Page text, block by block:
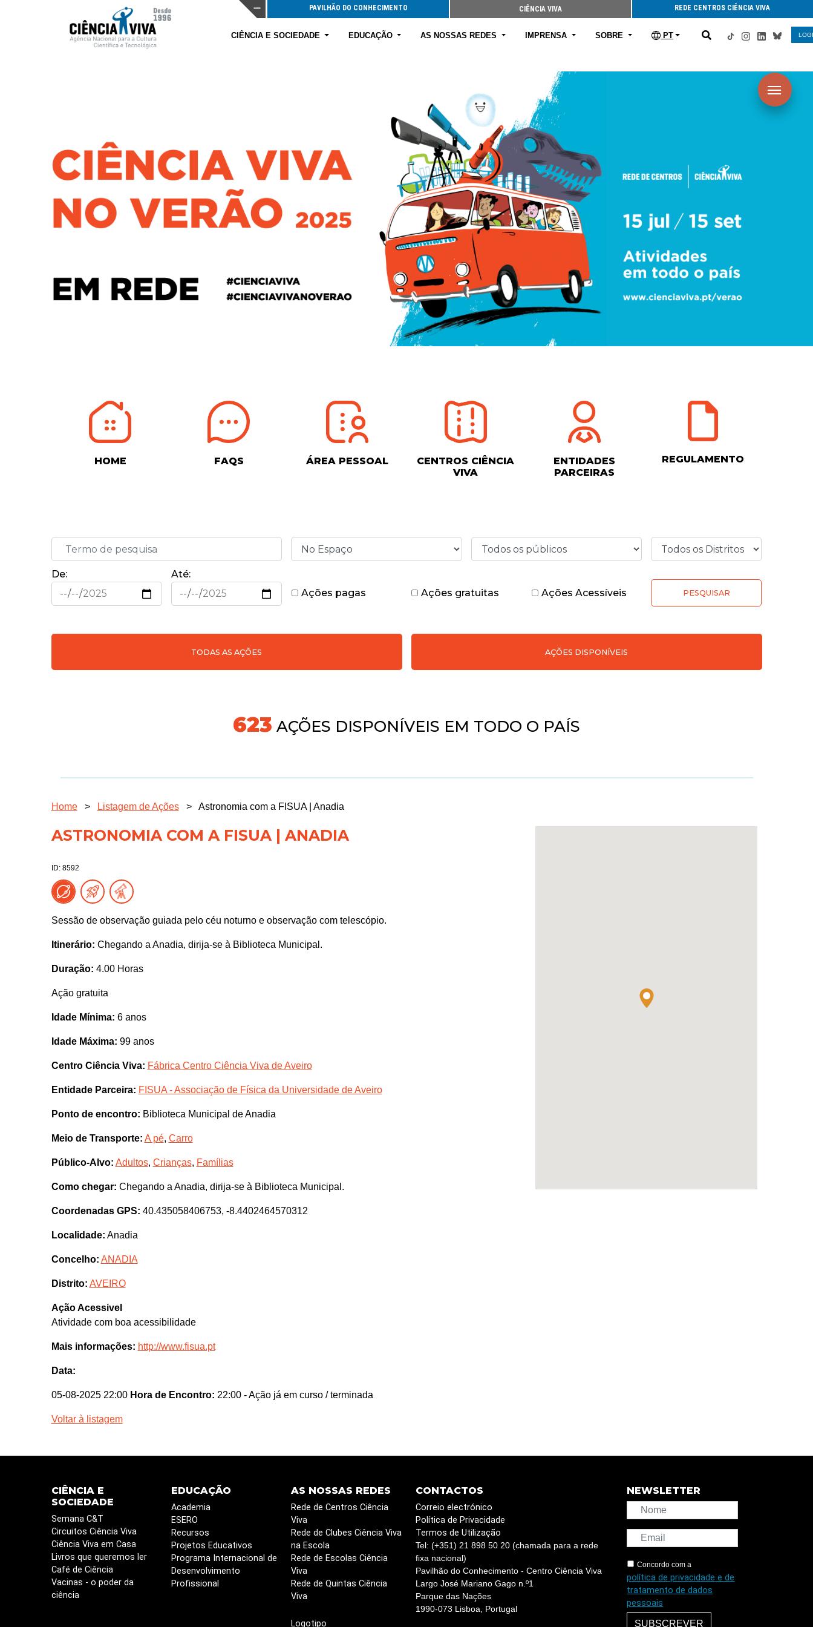
PAVILHÃO DO CONHECIMENTO CIÊNCIA VIVA REDE CENTROS CIÊNCIA VIVA
CIÊNCIA E SOCIEDADE EDUCAÇÃO AS NOSSAS REDES IMPRENSA SOBRE PT
HOME FAQS ÁREA PESSOAL
CENTROS CIÊNCIA
VIVA
ENTIDADES
PARCEIRAS
REGULAMENTO
De:
Até:
Ações pagas
Ações gratuitas Ações Acessíveis PESQUISAR
TODAS AS AÇÕES AÇÕES DISPONÍVEIS
718AÇÕES DISPONÍVEIS EM TODO O PAÍS
Home > Listagem de Ações > Astronomia com a FISUA | Anadia
ASTRONOMIA COM A FISUA | ANADIA
ID: 8592
Sessão de observação guiada pelo céu noturno e observação com telescópio.
Itinerário: Chegando a Anadia, dirija-se à Biblioteca Municipal.
Duração: 4.00 Horas
Ação gratuita
Idade Mínima: 6 anos
Idade Máxima: 99 anos
Centro Ciência Viva: Fábrica Centro Ciência Viva de Aveiro
Entidade Parceira: FISUA - Associação de Física da Universidade de Aveiro
Ponto de encontro: Biblioteca Municipal de Anadia
Meio de Transporte: A pé, Carro
Público-Alvo: Adultos, Crianças, Famílias
Como chegar: Chegando a Anadia, dirija-se à Biblioteca Municipal.
Coordenadas GPS: 40.435058406753, -8.4402464570312
Localidade: Anadia
Concelho: ANADIA
Distrito: AVEIRO
Ação Acessivel
Atividade com boa acessibilidade
Mais informações: http://www.fisua.pt
Data:
05-08-2025 22:00 Hora de Encontro: 22:00 - Ação já em curso / terminada
Voltar à listagem
CIÊNCIA E
SOCIEDADE
Semana C&T
Circuitos Ciência Viva
Ciência Viva em Casa
Livros que queremos ler
Café de Ciência
Vacinas - o poder da
ciência
EDUCAÇÃO
Academia
ESERO
Recursos
Projetos Educativos
Programa Internacional de
Desenvolvimento
Profissional
AS NOSSAS REDES
Rede de Centros Ciência
Viva
Rede de Clubes Ciência Viva
na Escola
Rede de Escolas Ciência
Viva
Rede de Quintas Ciência
Viva
Logotipo
CONTACTOS
Correio electrónico
Política de Privacidade
Termos de Utilização
Tel: (+351) 21 898 50 20 (chamada para a rede
fixa nacional)
Pavilhão do Conhecimento - Centro Ciência Viva
Largo José Mariano Gago n.º1
Parque das Nações
1990-073 Lisboa, Portugal
NEWSLETTER
Concordo com a
política de privacidade e de
tratamento de dados
pessoais
SUBSCREVER